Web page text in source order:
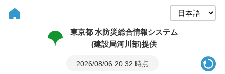
東京都 水防災総合情報システム
(建設局河川部)提供
2026/08/06 20:32 時点